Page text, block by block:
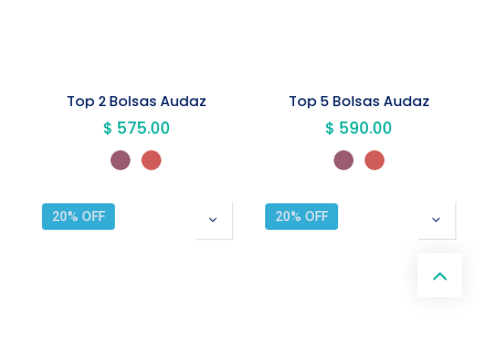
Top 2 Bolsas Audaz
$ 575.00
Top 5 Bolsas Audaz
$ 590.00
20% OFF 20% OFF